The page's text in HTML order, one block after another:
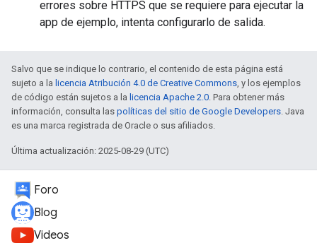
errores sobre HTTPS que se requiere para ejecutar la
app de ejemplo, intenta configurarlo de salida.
Salvo que se indique lo contrario, el contenido de esta página está
sujeto a la licencia Atribución 4.0 de Creative Commons, y los ejemplos
de código están sujetos a la licencia Apache 2.0. Para obtener más
información, consulta las políticas del sitio de Google Developers. Java
es una marca registrada de Oracle o sus afiliados.
Última actualización: 2025-08-29 (UTC)
Foro
Blog
Videos